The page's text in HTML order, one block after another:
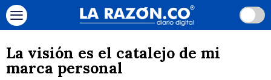
La visión es el catalejo de mi
marca personal